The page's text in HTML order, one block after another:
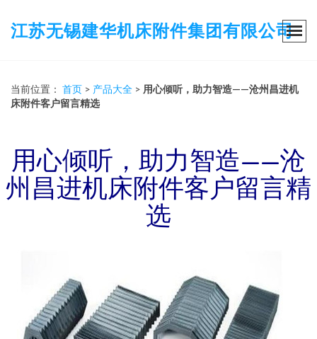
江苏无锡建华机床附件集团有限公司
当前位置： 首页 > 产品大全 > 用心倾听，助力智造——沧州昌进机
床附件客户留言精选
用心倾听，助力智造——沧
州昌进机床附件客户留言精
选